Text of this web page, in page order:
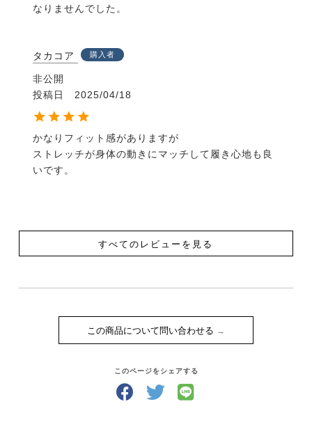
なりませんでした。
タカコア 購入者
非公開
投稿日
2025/04/18
かなりフィット感がありますが
ストレッチが身体の動きにマッチして履き心地も良
いです。
すべてのレビューを見る
この商品について問い合わせる
このページをシェアする